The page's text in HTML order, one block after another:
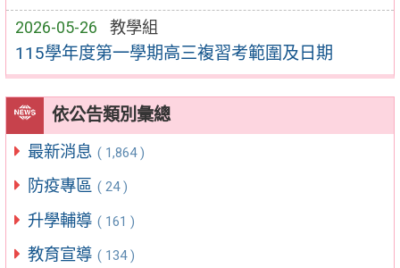
2026-05-26 教學組
115學年度第一學期高三複習考範圍及日期
依公告類別彙總
最新消息 ( 1,864 )
防疫專區 ( 24 )
升學輔導 ( 161 )
教育宣導 ( 134 )